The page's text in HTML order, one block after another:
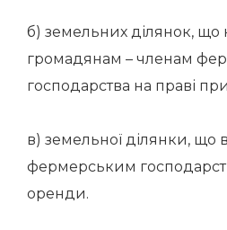
б) земельних ділянок, що
громадянам – членам
господарства на праві
в) земельної ділянки, що
фермерським
оренди.